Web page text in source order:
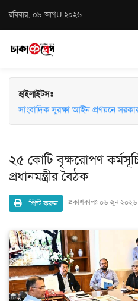
রবিবার, ০৯ আগU ২০২৬
হাইলাইটসঃ
সাংবাদিক সুরক্ষা আইন প্রণয়নে
২৫ কোটি বৃক্ষরোপণ
প্রধানমন্ত্রীর বৈঠক
প্রিন্ট করুন প্রকাশকালঃ ০৬ জুন ২০২৬